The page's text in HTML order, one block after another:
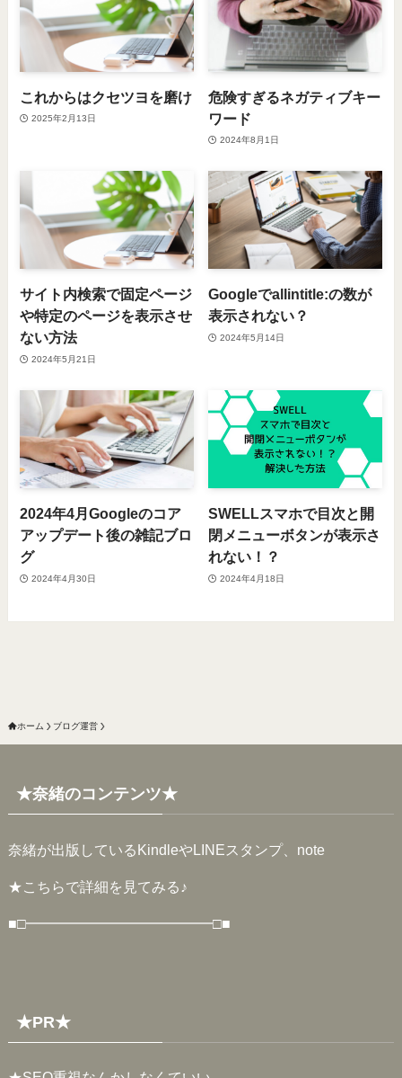
これからはクセツヨを磨け
2025年2月13日
危険すぎるネガティブキー
ワード
2024年8月1日
サイト内検索で固定ページ
や特定のページを表示させ
ない方法
2024年5月21日
Googleでallintitle:の数が
表示されない？
2024年5月14日
2024年4月Googleのコア
アップデート後の雑記ブロ
グ
2024年4月30日
SWELLスマホで目次と開
閉メニューボタンが表示さ
れない！？
2024年4月18日
ホーム ブログ運営
★奈緒のコンテンツ★
奈緒が出版しているKindleやLINEスタンプ、note
★こちらで詳細を見てみる♪
■□━━━━━━━━━━━━━□■
★PR★